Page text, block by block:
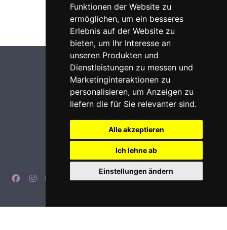
Funktionen der Website zu
ermöglichen, um ein besseres
Erlebnis auf der Website zu
bieten, um Ihr Interesse an
unseren Produkten und
Dienstleistungen zu messen und
Marketinginteraktionen zu
personalisieren, um Anzeigen zu
liefern die für Sie relevanter sind.
Alle akzeptieren
Ich lehne ab
Einstellungen ändern